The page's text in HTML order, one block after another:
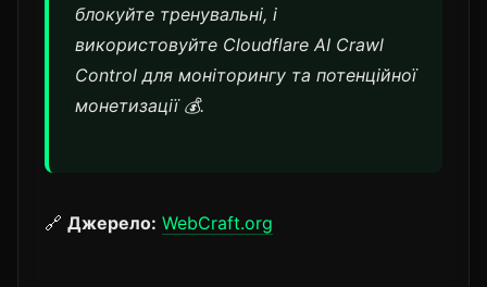
блокуйте тренувальні, і
використовуйте Cloudflare AI Crawl
Control для моніторингу та потенційної
монетизації 💰.
🔗 Джерело: WebCraft.org